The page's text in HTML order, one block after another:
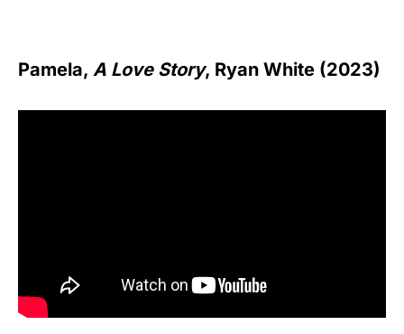
Pamela, A Love Story, Ryan White (2023)